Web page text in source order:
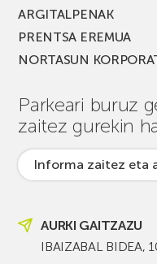
ARGITALPENAK
PRENTSA EREMUA
NORTASUN
Parkeari buruz
zaitez gurekin
Informa zaitez eta
AURKI GAITZAZU
IBAIZABAL BIDEA,